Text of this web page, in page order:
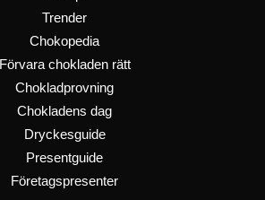
Trender
Chokopedia
Förvara chokladen rätt
Chokladprovning
Chokladens dag
Dryckesguide
Presentguide
Företagspresenter